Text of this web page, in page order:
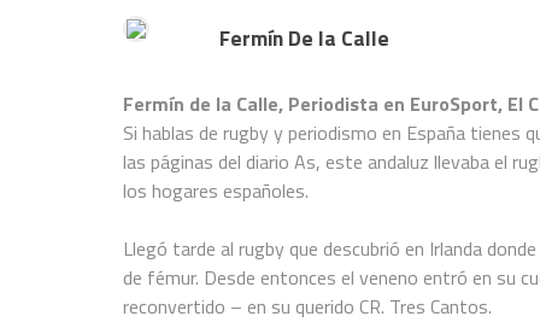
Fermín De la Calle
Fermín de la Calle, Periodista en EuroSport, El
Si hablas de rugby y periodismo en España tienes
las páginas del diario As, este andaluz llevaba el
los hogares españoles.
Llegó tarde al rugby que descubrió en Irlanda
de fémur. Desde entonces el veneno entró en su
reconvertido – en su querido CR. Tres Cantos.